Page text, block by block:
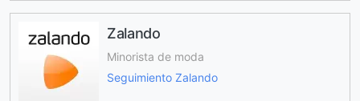
Zalando
Minorista de moda
Seguimiento Zalando